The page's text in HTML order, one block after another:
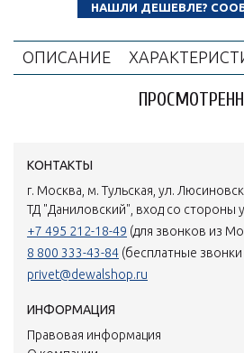
НАШЛИ ДЕШЕВЛЕ?
ОПИСАНИЕ
КОНТАКТЫ
г. Москва, м. Тульская, ул.
ТД "Даниловский", вход со стороны
+7 495 212-18-49 (для звонков из
8 800 333-43-84 (бесплатные
privet@dewalshop.ru
ИНФОРМАЦИЯ
Правовая информация